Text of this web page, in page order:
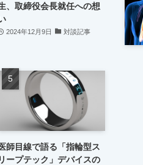
、取締役会長就任への想
2024年12月9日 対談記事
師目線で語る「指輪型ス
リープテック」デバイスの